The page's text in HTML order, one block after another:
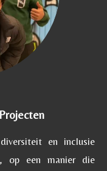
en inclusie
op een manier die